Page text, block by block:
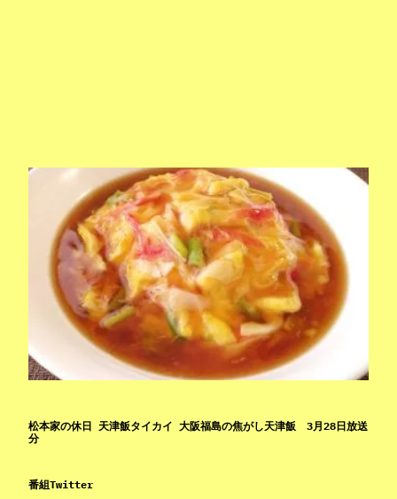
松本家の休日 天津飯タイカイ 大阪福島の焦がし天津飯 3月28日放送
分
番組Twitter